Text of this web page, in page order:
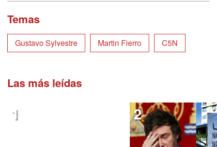
Temas
Gustavo Sylvestre Martin Fierro C5N
Las más leídas